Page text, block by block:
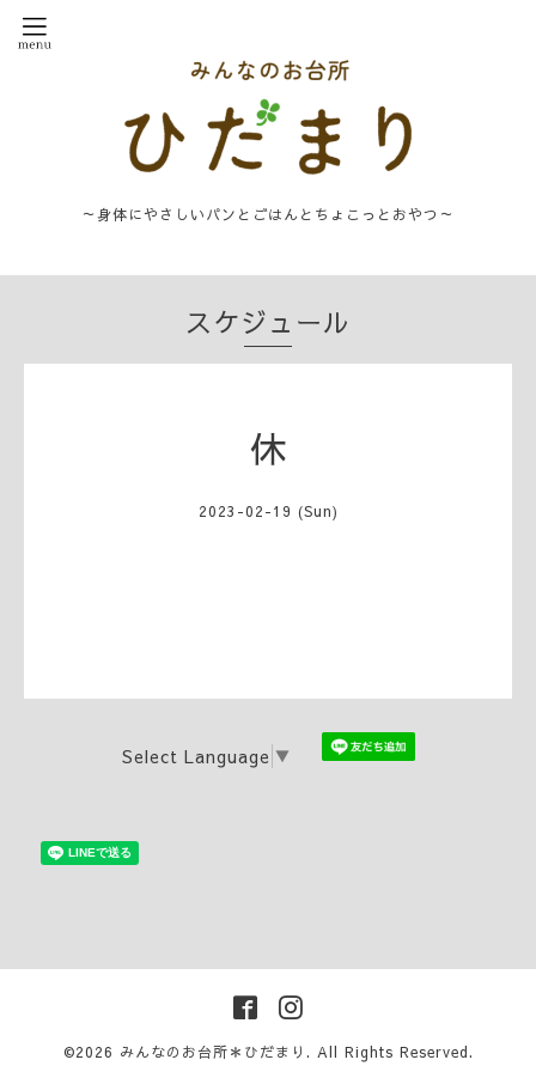
～身体にやさしいパンとごはんとちょこっとおやつ～
スケジュール
休
2023-02-19 (Sun)
Select Language ▼
©2026 みんなのお台所＊ひだまり . All Rights Reserved.